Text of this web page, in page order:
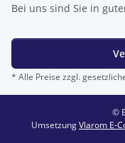
Bei uns sind Sie in
* Alle Preise zzgl.
©
UmsetzungVlarom E-